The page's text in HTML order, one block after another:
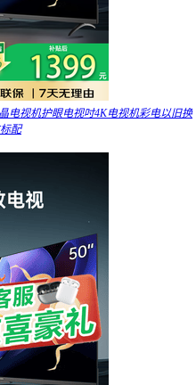
电视机护眼电视吋4K电视机彩电以旧换
配